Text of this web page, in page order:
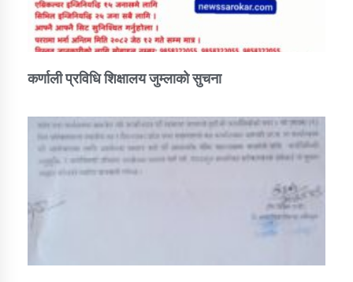
कर्णाली प्रविधि शिक्षालय जुम्लाको सुचना